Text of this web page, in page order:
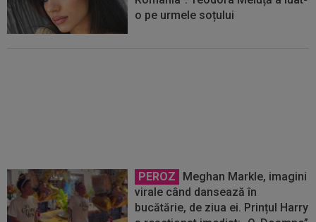
o pe urmele soțului
PEROZ
Meghan Markle, imagini
virale când dansează în
bucătărie, de ziua ei. Prințul Harry